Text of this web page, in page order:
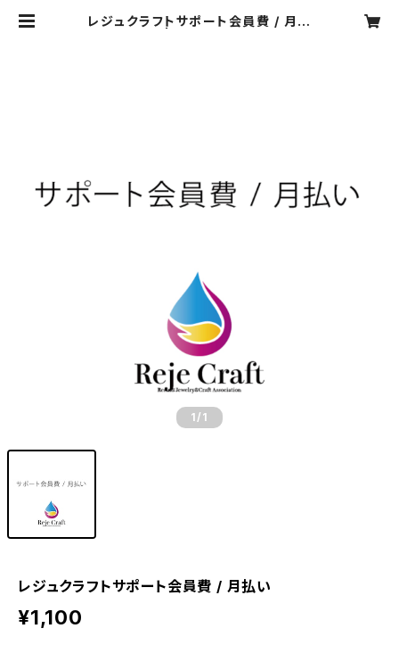
レジュクラフトサポート会員費 / 月払
1 /1
レジュクラフトサポート会員費 / 月払い
¥1,100